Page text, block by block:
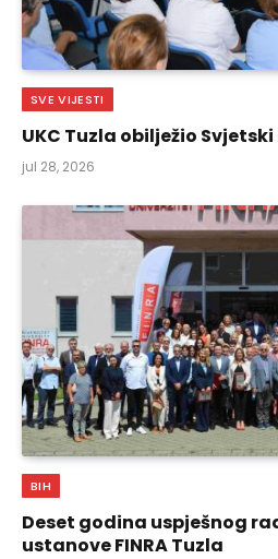
SVE VIJESTI
UKC Tuzla obilježio
jul 28, 2026
BIH
Deset godina uspješnog
ustanove FINRA Tuzla